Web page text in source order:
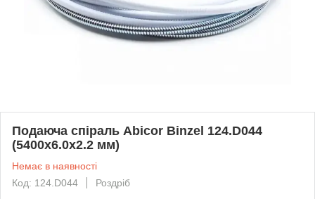
Подаюча спіраль Abicor Binzel 124.D044
(5400х6.0х2.2 мм)
Немає в наявності
Код: 124.D044
Роздріб